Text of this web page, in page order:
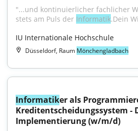
"...und kontinuierlicher fachlicher
stets am Puls der Informatik.Dein
IU Internationale Hochschule
Düsseldorf, Raum Mönchengladbach
Informatiker als
Kreditentscheidungssystem -
Implementierung (w/m/d)